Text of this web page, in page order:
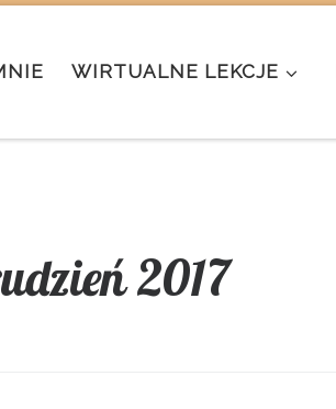
WIRTUALNE LEKCJE
2017